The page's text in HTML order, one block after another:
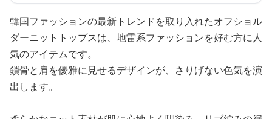
韓国ファッションの最新トレンドを取り入れたオフショル
ダーニットトップスは、地雷系ファッションを好む方に人
気のアイテムです。
鎖骨と肩を優雅に見せるデザインが、さりげない色気を演
出します。